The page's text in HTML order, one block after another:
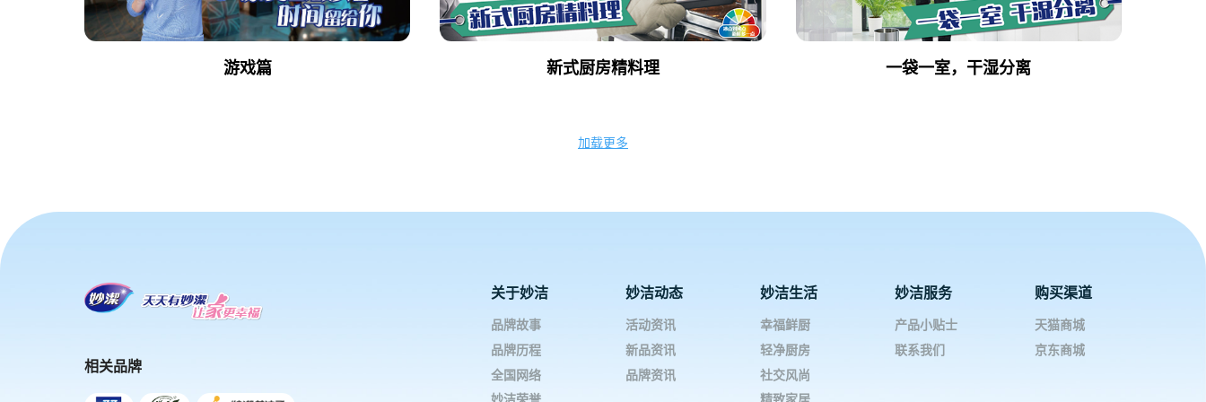
游戏篇 新式厨房精料理 一袋一室，干湿分离
加载更多
相关品牌
关于妙洁
品牌故事
品牌历程
全国网络
妙洁动态
活动资讯
新品资讯
品牌资讯
妙洁生活
幸福鲜厨
轻净厨房
社交风尚
妙洁服务
产品小贴士
联系我们
购买渠道
天猫商城
京东商城